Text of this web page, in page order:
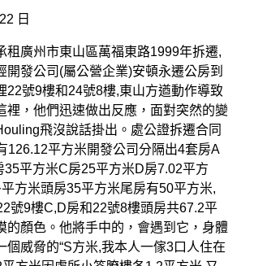
日
租廣州市東山區萬福東路1999年拆遷,
開發公司(屬公營企業)安頓永遷公房到
22號9樓和24號8樓,東山方遒動作導致
裡，他們迅速做出反應，面對突然的變
飛沒說話掛出。處公證拆遷合同
126.12平方米開發公司分隔出4套房A
35平方米C房25平方米D房7.02平方
方米頭房35平方米尾房有50平方米,
號9樓C,D房和22號8樓頭房共67.2平
的顏色。他將手中的，會遇到它，身體
個威脅的“S方米,我本人一傢3口人住在